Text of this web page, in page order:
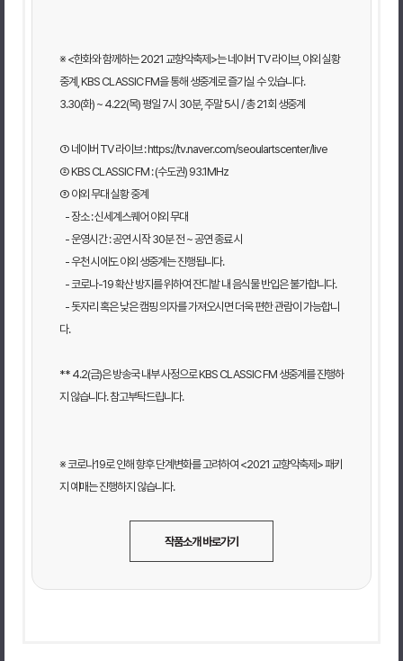
※ <한화와 함께하는 2021 교향악축제>는 네이버 TV 라이브, 야외 실황
중계, KBS CLASSIC FM을 통해 생중계로 즐기실 수 있습니다.
3.30(화) ~ 4.22(목) 평일 7시 30분, 주말 5시 / 총 21회 생중계
① 네이버 TV 라이브 : https://tv.naver.com/seoulartscenter/live
② KBS CLASSIC FM : (수도권) 93.1MHz
③ 야외 무대 실황 중계
- 장소 : 신세계스퀘어 야외 무대
- 운영시간 : 공연 시작 30분 전 ~ 공연 종료 시
- 우천 시에도 야외 생중계는 진행됩니다.
- 코로나-19 확산 방지를 위하여 잔디밭 내 음식물 반입은 불가합니다.
- 돗자리 혹은 낮은 캠핑 의자를 가져오시면 더욱 편한 관람이 가능합니
다.
** 4.2(금)은 방송국 내부 사정으로 KBS CLASSIC FM 생중계를 진행하
지 않습니다. 참고부탁드립니다.
※ 코로나19로 인해 향후 단계변화를 고려하여 <2021 교향악축제> 패키
지 예매는 진행하지 않습니다.
작품소개 바로가기